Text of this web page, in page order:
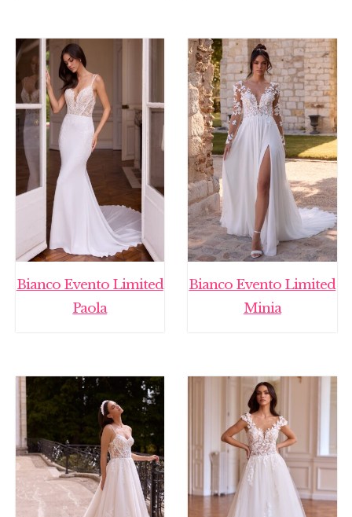
Bianco Evento Limited
Paola
Bianco Evento Limited
Minia